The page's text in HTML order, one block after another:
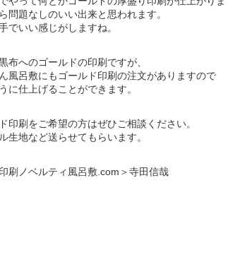
問題なしのいい出来と思われます。
でいい感じがしますね。
布へのゴールドの印刷ですが、
風呂敷にもゴールド印刷の注文がありますので
に仕上げることができます。
印刷をご希望の方はぜひご相談ください。
生地など送らせてもらいます。
刷ノベルティ風呂敷.com＞寺田信哉